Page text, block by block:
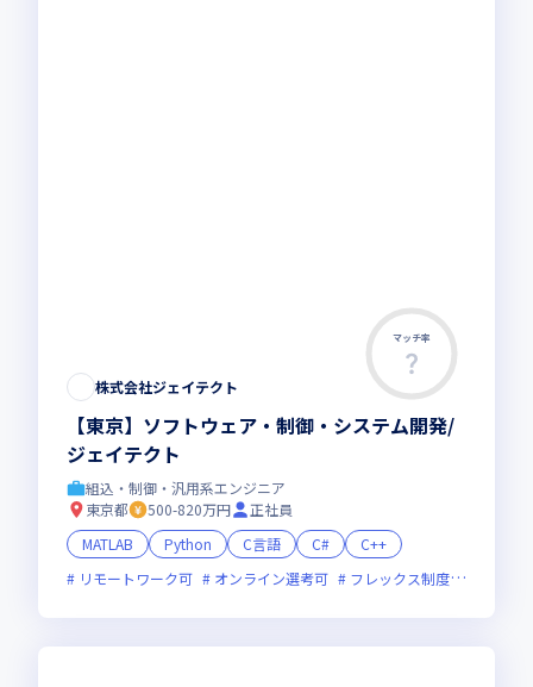
マッチ率
株式会社ジェイテクト
【東京】ソフトウェア・制御・システム開発/
ジェイテクト
組込・制御・汎用系エンジニア
東京都
500-820万円
正社員
MATLAB
Python C言語 C#
C++
リモートワーク可
オンライン選考可 フレックス制度あり